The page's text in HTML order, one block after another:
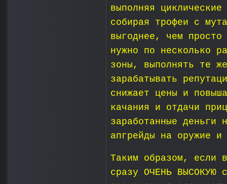
выполняя
собирая трофеи с
выгоднее, чем
нужно по несколько
зоны, выполнять те
зарабатывать
снижает цены и
качания и отдачи
заработанные деньги
апгрейды на оружие
Таким образом, если
сразу ОЧЕНЬ ВЫСОКУЮ